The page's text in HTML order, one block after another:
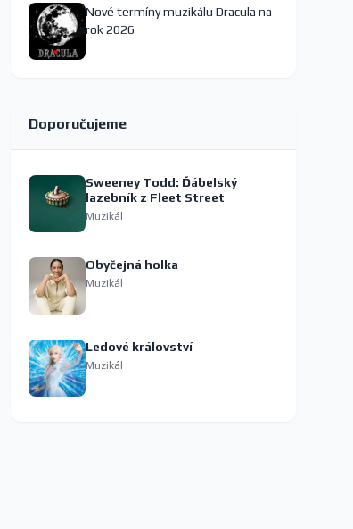
Nové termíny muzikálu Dracula na
rok 2026
Doporučujeme
Sweeney Todd: Ďábelský
lazebník z Fleet Street
Muzikál
Obyčejná holka
Muzikál
Ledové království
Muzikál